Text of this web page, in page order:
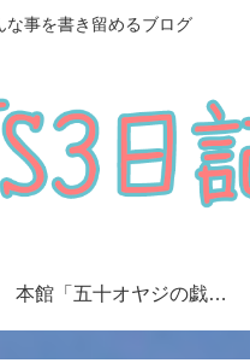
な事を書き留めるブログ
本館「五十オヤジの戯言日記」